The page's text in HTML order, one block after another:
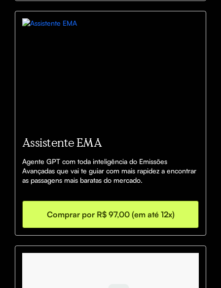
Assistente EMA
Agente GPT com toda inteligência do Emissões
Avançadas que vai te guiar com mais rapidez a encontrar
as passagens mais baratas do mercado.
Comprar por R$ 97,00 (em até 12x)